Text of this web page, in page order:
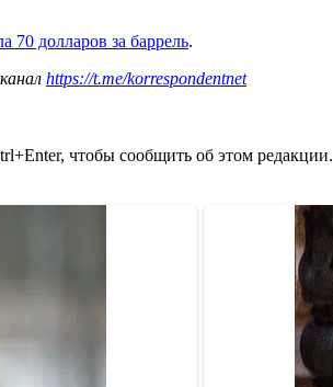
70 долларов за баррель.
https://t.me/korrespondentnet
чтобы сообщить об этом редакции.